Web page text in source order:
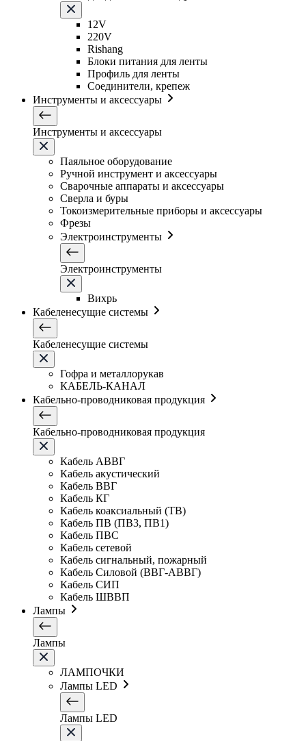
12V
220V
Rishang
Блоки питания для ленты
Профиль для ленты
Соединители, крепеж
Инструменты и аксессуары
Инструменты и аксессуары
Паяльное оборудование
Ручной инструмент и аксессуары
Сварочные аппараты и аксессуары
Сверла и буры
Токоизмерительные приборы и аксессуары
Фрезы
Электроинструменты
Электроинструменты
Вихрь
Кабеленесущие системы
Кабеленесущие системы
Гофра и металлорукав
КАБЕЛЬ-КАНАЛ
Кабельно-проводниковая продукция
Кабельно-проводниковая продукция
Кабель АВВГ
Кабель акустический
Кабель ВВГ
Кабель КГ
Кабель коаксиальный (ТВ)
Кабель ПВ (ПВ3, ПВ1)
Кабель ПВС
Кабель сетевой
Кабель сигнальный, пожарный
Кабель Силовой (ВВГ-АВВГ)
Кабель СИП
Кабель ШВВП
Лампы
Лампы
ЛАМПОЧКИ
Лампы LED
Лампы LED